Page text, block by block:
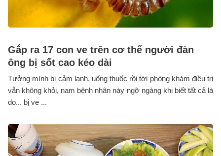
Gắp ra 17 con ve trên cơ thể người đàn
ông bị sốt cao kéo dài
Tưởng mình bị cảm lạnh, uống thuốc rồi tới phòng khám điều trị
vẫn không khỏi, nam bệnh nhân này ngỡ ngàng khi biết tất cả là
do... bị ve ...